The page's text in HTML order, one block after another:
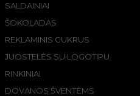
SALDAINIAI
ŠOKOLADAS
REKLAMINIS CUKRUS
JUOSTELĖS SU LOGOTIPU
RINKINIAI
DOVANOS ŠVENTĖMS